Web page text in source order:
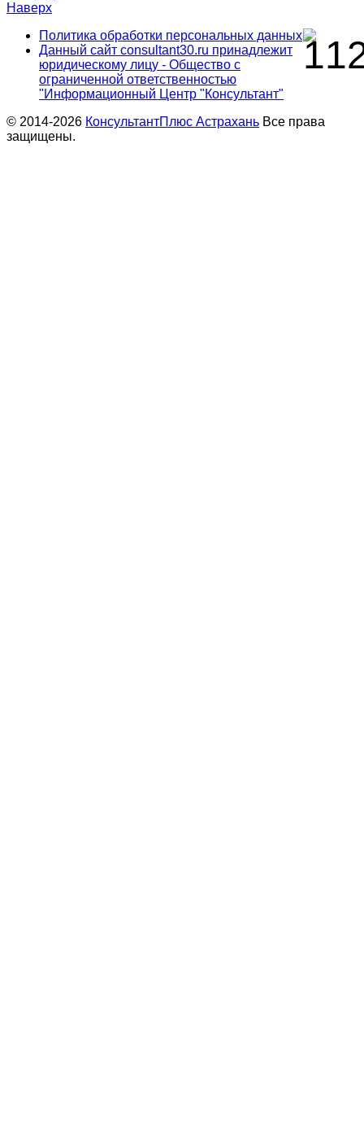
Наверх
Политика обработки персональных данных
Данный сайт consultant30.ru принадлежит
юридическому лицу - Общество с
ограниченной ответственностью
"Информационный Центр "Консультант"
© 2014-2026 КонсультантПлюс Астрахань Все права
защищены.